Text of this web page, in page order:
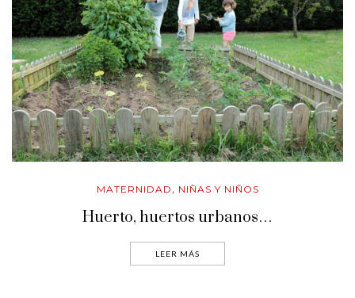
MATERNIDAD , NIÑAS Y NIÑOS
Huerto, huertos urbanos…
LEER MÁS